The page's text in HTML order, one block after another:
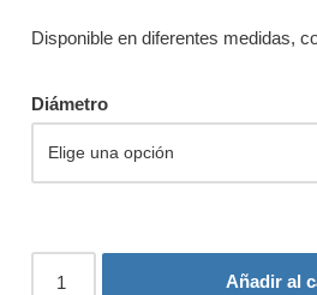
Disponible en diferentes medidas,
Diámetro
Añadir al